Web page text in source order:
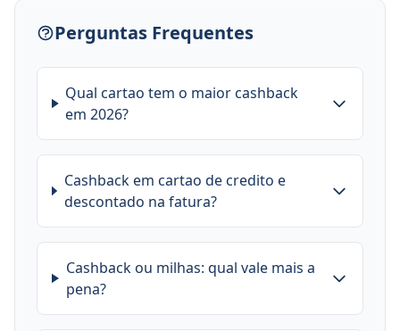
Perguntas Frequentes
Qual cartao tem o maior cashback
em 2026?
Cashback em cartao de credito e
descontado na fatura?
Cashback ou milhas: qual vale mais a
pena?